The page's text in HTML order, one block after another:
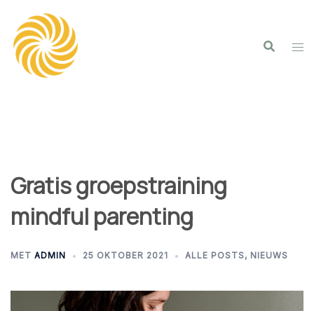
naar
inhoud
Gratis groepstraining
mindful parenting
MET ADMIN 25 OKTOBER 2021 ALLE POSTS, NIEUWS